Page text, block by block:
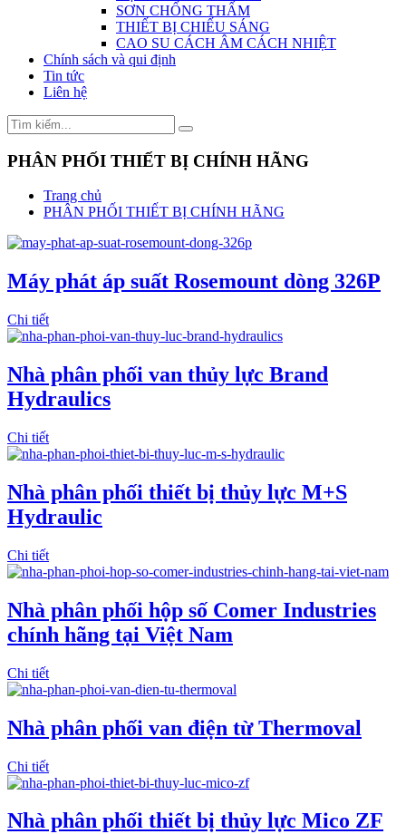
SƠN CHỐNG THẤM
THIẾT BỊ CHIẾU SÁNG
CAO SU CÁCH ÂM CÁCH NHIỆT
Chính sách và qui định
Tin tức
Liên hệ
PHÂN PHỐI THIẾT BỊ CHÍNH HÃNG
Trang chủ
PHÂN PHỐI THIẾT BỊ CHÍNH HÃNG
Máy phát áp suất Rosemount dòng 326P
Chi tiết
Nhà phân phối van thủy lực Brand
Hydraulics
Chi tiết
Nhà phân phối thiết bị thủy lực M+S
Hydraulic
Chi tiết
Nhà phân phối hộp số Comer Industries
chính hãng tại Việt Nam
Chi tiết
Nhà phân phối van điện từ Thermoval
Chi tiết
Nhà phân phối thiết bị thủy lực Mico ZF